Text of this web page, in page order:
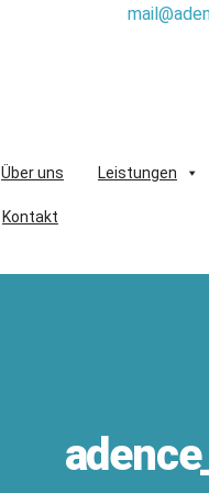
Über uns Leistungen
Kontakt